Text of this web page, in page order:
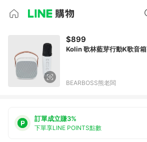
$899
Kolin 歌林藍芽行動K歌音箱
BEARBOSS熊老闆
訂單成立賺3%
下單享LINE POINTS點數